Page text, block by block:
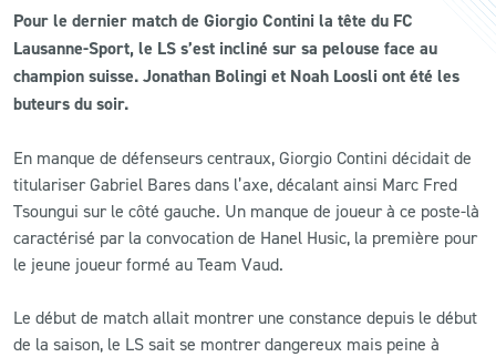
BUSINESS
RESTAURATION
CLUB
CONTACT
ACTUALITÉS
LS E-SHOP
Pour le dernier match de Giorgio Contini la tête du FC
Lausanne-Sport, le LS s’est incliné sur sa pelouse face au
champion suisse. Jonathan Bolingi et Noah Loosli ont été les
buteurs du soir.
En manque de défenseurs centraux, Giorgio Contini décidait de
titulariser Gabriel Bares dans l’axe, décalant ainsi Marc Fred
Tsoungui sur le côté gauche. Un manque de joueur à ce poste-là
caractérisé par la convocation de Hanel Husic, la première pour
le jeune joueur formé au Team Vaud.
Le début de match allait montrer une constance depuis le début
de la saison, le LS sait se montrer dangereux mais peine à